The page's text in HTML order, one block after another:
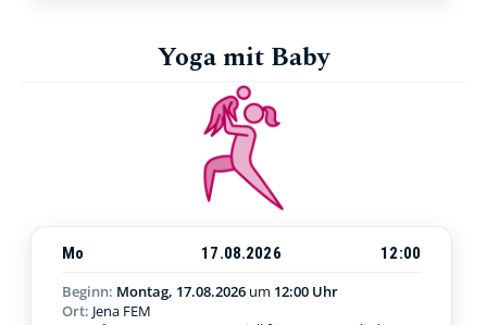
Yoga mit Baby
Mo 17.08.2026
12:00
Beginn: Montag, 17.08.2026 um 12:00 Uhr
Ort: Jena FEM